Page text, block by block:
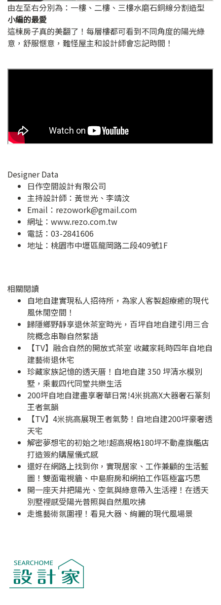
由左至右分別為：一樓、二樓、三樓水磨石銅線分割造型
小編的最愛
這棟房子真的美翻了！每層樓都可看到不同角度的陽光綠
意，舒服愜意，難怪屋主和設計師會忘記時間！
Designer Data
日作空間設計有限公司
主持設計師：黃世光、李靖汶
Email： rezowork@gmail.com
網址： www.rezo.com.tw
電話：03-2841606
地址： 桃園市中壢區龍岡路二段409號1F
相關閱讀
自地自建實現私人招待所，為家人客製超療癒的現代
風休閒空間！
歸隱鄉野靜享退休茶室時光，百坪自地自建引用三合
院概念串聯自然絮語
【TV】融合自然的開放式茶室 收藏家耗時四年自地自
建藝術退休宅
珍藏家族記憶的透天厝！自地自建 350 坪清水模別
墅，乘載四代同堂共樂生活
200坪自地自建盡享奢華日常!4米挑高X大器奢石篆刻
王者氣韻
【TV】4米挑高展現王者氣勢！自地自建200坪豪奢透
天宅
解密夢想宅的初始之地!超高規格180坪不動產旗艦店
打造簽約購屋儀式感
還好在網路上找到你，實現居家、工作兼顧的生活藍
圖！雙面電視牆、中島廚房和網拍工作區極富巧思
開一座天井把陽光、空氣與綠意帶入生活裡！在透天
別墅裡感受陽光普照與自然風吹拂
走進藝術氛圍裡！看見大器、絢麗的現代風場景